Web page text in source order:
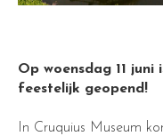
Op woensdag 11
feestelijk geopend!
In Cruquius Museum